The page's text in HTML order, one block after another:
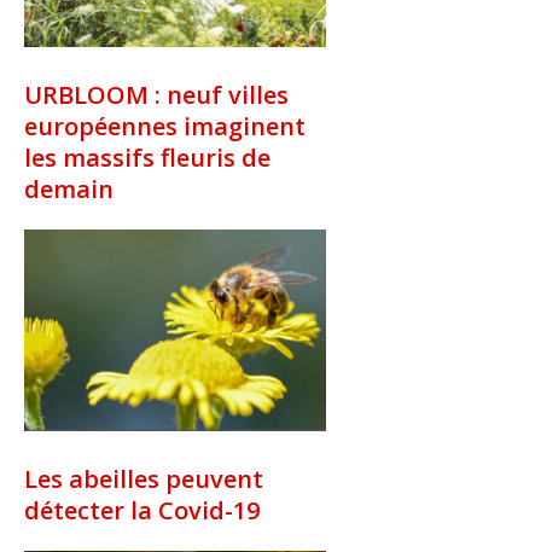
URBLOOM : neuf villes
européennes imaginent
les massifs fleuris de
demain
Les abeilles peuvent
détecter la Covid-19